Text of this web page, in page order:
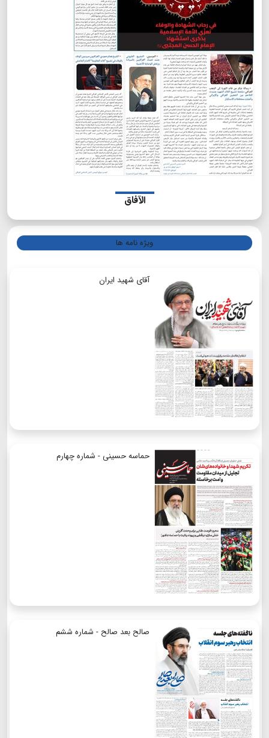
الآفاق
ویژه نامه ها
آقای شهید ایران
حماسه حسینی - شماره چهارم
صالح بعد صالح - شماره ششم